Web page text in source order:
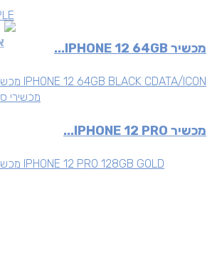
מכשיר IPHONE 12 64GB...
מכשירי
מכשיר IPHONE 12 PRO...